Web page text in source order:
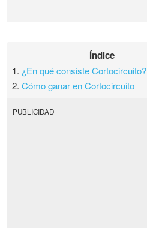
Índice
1. ¿En qué consiste Cortocircuito?
2.Cómo ganar en Cortocircuito
PUBLICIDAD